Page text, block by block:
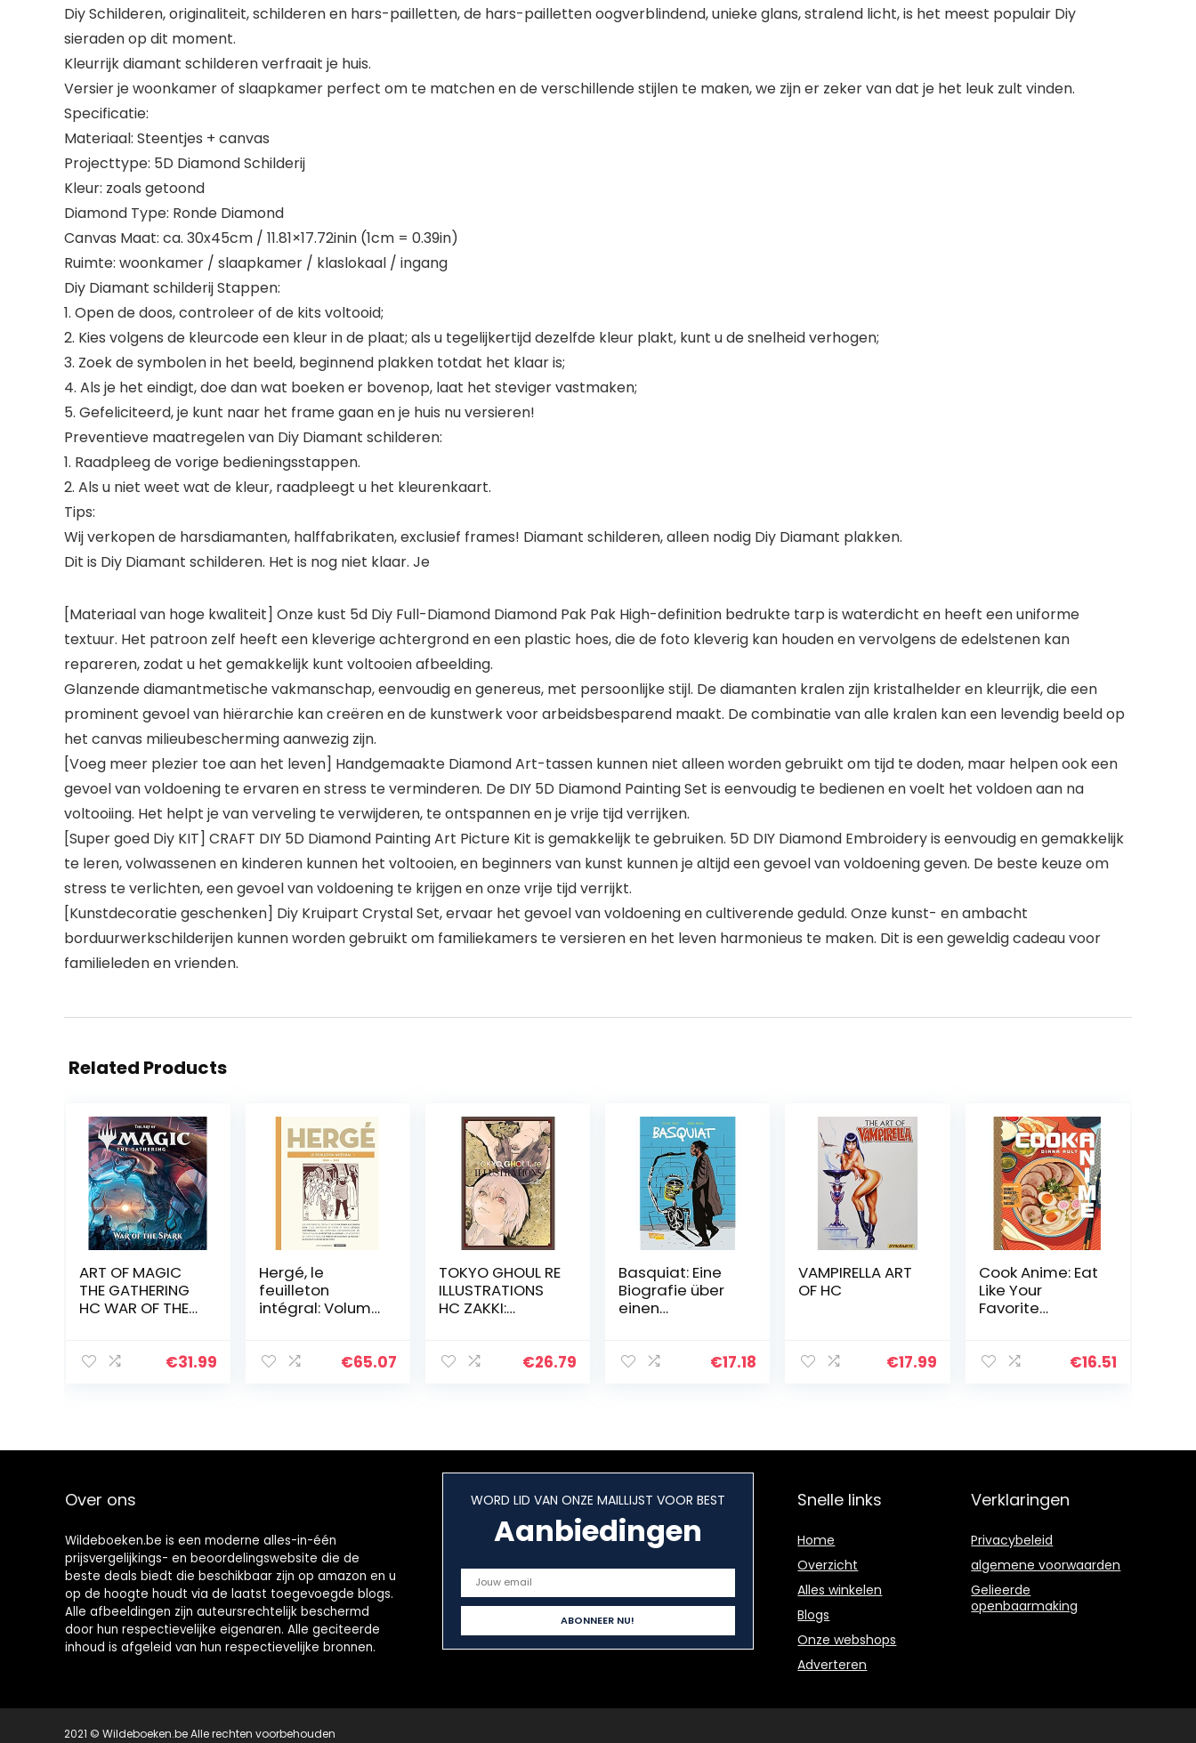
Diy Schilderen, originaliteit, schilderen en hars-pailletten, de hars-pailletten oogverblindend, unieke glans, stralend licht, is het meest populair Diy
sieraden op dit moment.
Kleurrijk diamant schilderen verfraait je huis.
Versier je woonkamer of slaapkamer perfect om te matchen en de verschillende stijlen te maken, we zijn er zeker van dat je het leuk zult vinden.
Specificatie:
Materiaal: Steentjes + canvas
Projecttype: 5D Diamond Schilderij
Kleur: zoals getoond
Diamond Type: Ronde Diamond
Canvas Maat: ca. 30x45cm / 11.81×17.72inin (1cm = 0.39in)
Ruimte: woonkamer / slaapkamer / klaslokaal / ingang
Diy Diamant schilderij Stappen:
1. Open de doos, controleer of de kits voltooid;
2. Kies volgens de kleurcode een kleur in de plaat; als u tegelijkertijd dezelfde kleur plakt, kunt u de snelheid verhogen;
3. Zoek de symbolen in het beeld, beginnend plakken totdat het klaar is;
4. Als je het eindigt, doe dan wat boeken er bovenop, laat het steviger vastmaken;
5. Gefeliciteerd, je kunt naar het frame gaan en je huis nu versieren!
Preventieve maatregelen van Diy Diamant schilderen:
1. Raadpleeg de vorige bedieningsstappen.
2. Als u niet weet wat de kleur, raadpleegt u het kleurenkaart.
Tips:
Wij verkopen de harsdiamanten, halffabrikaten, exclusief frames! Diamant schilderen, alleen nodig Diy Diamant plakken.
Dit is Diy Diamant schilderen. Het is nog niet klaar. Je
[Materiaal van hoge kwaliteit] Onze kust 5d Diy Full-Diamond Diamond Pak Pak High-definition bedrukte tarp is waterdicht en heeft een uniforme
textuur. Het patroon zelf heeft een kleverige achtergrond en een plastic hoes, die de foto kleverig kan houden en vervolgens de edelstenen kan
repareren, zodat u het gemakkelijk kunt voltooien afbeelding.
Glanzende diamantmetische vakmanschap, eenvoudig en genereus, met persoonlijke stijl. De diamanten kralen zijn kristalhelder en kleurrijk, die een
prominent gevoel van hiërarchie kan creëren en de kunstwerk voor arbeidsbesparend maakt. De combinatie van alle kralen kan een levendig beeld op
het canvas milieubescherming aanwezig zijn.
[Voeg meer plezier toe aan het leven] Handgemaakte Diamond Art-tassen kunnen niet alleen worden gebruikt om tijd te doden, maar helpen ook een
gevoel van voldoening te ervaren en stress te verminderen. De DIY 5D Diamond Painting Set is eenvoudig te bedienen en voelt het voldoen aan na
voltooiing. Het helpt je van verveling te verwijderen, te ontspannen en je vrije tijd verrijken.
[Super goed Diy KIT] CRAFT DIY 5D Diamond Painting Art Picture Kit is gemakkelijk te gebruiken. 5D DIY Diamond Embroidery is eenvoudig en gemakkelijk
te leren, volwassenen en kinderen kunnen het voltooien, en beginners van kunst kunnen je altijd een gevoel van voldoening geven. De beste keuze om
stress te verlichten, een gevoel van voldoening te krijgen en onze vrije tijd verrijkt.
[Kunstdecoratie geschenken] Diy Kruipart Crystal Set, ervaar het gevoel van voldoening en cultiverende geduld. Onze kunst- en ambacht
borduurwerkschilderijen kunnen worden gebruikt om familiekamers te versieren en het leven harmonieus te maken. Dit is een geweldig cadeau voor
familieleden en vrienden.
Related Products
ART OF MAGIC
THE GATHERING
HC WAR OF THE
€31.99
Hergé, le
feuilleton
intégral: Volume
€65.07
TOKYO GHOUL RE
ILLUSTRATIONS
HC ZAKKI:
€26.79
Basquiat: Eine
Biografie über
einen
Novel)
€17.18
VAMPIRELLA ART
OF HC
€17.99
Cook Anime: Eat
Like Your
Favorite
€16.51
Over ons
Wildeboeken.be is een moderne alles-in-één
prijsvergelijkings- en beoordelingswebsite die de
beste deals biedt die beschikbaar zijn op amazon en u
op de hoogte houdt via de laatst toegevoegde blogs.
Alle afbeeldingen zijn auteursrechtelijk beschermd
door hun respectievelijke eigenaren. Alle geciteerde
inhoud is afgeleid van hun respectievelijke bronnen.
WORD LID VAN ONZE MAILLIJST VOOR BEST
Aanbiedingen
Snelle links
Home
Overzicht
Alles winkelen
Blogs
Onze webshops
Adverteren
Verklaringen
Privacybeleid
algemene voorwaarden
Gelieerde
openbaarmaking
2021 © Wildeboeken.be Alle rechten voorbehouden